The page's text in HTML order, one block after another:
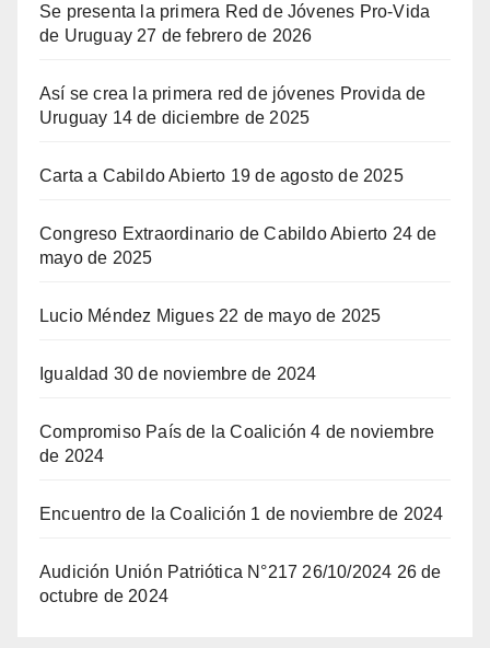
Se presenta la primera Red de Jóvenes Pro-Vida
de Uruguay 27 de febrero de 2026
Así se crea la primera red de jóvenes Provida de
Uruguay 14 de diciembre de 2025
Carta a Cabildo Abierto 19 de agosto de 2025
Congreso Extraordinario de Cabildo Abierto 24 de
mayo de 2025
Lucio Méndez Migues 22 de mayo de 2025
Igualdad 30 de noviembre de 2024
Compromiso País de la Coalición 4 de noviembre
de 2024
Encuentro de la Coalición 1 de noviembre de 2024
Audición Unión Patriótica N°217 26/10/2024 26 de
octubre de 2024